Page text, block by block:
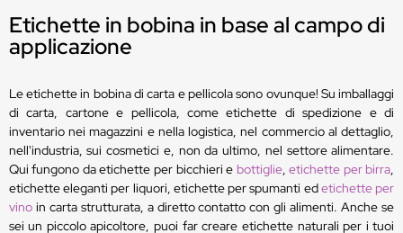
Etichette in bobina in base al campo di
applicazione
Le etichette in bobina di carta e pellicola sono ovunque! Su imballaggi
di carta, cartone e pellicola, come etichette di spedizione e di
inventario nei magazzini e nella logistica, nel commercio al dettaglio,
nell'industria, sui cosmetici e, non da ultimo, nel settore alimentare.
Qui fungono da etichette per bicchieri e bottiglie,etichette per birra,
etichette eleganti per liquori, etichette per spumanti edetichette per
vinoin carta strutturata, a diretto contatto con gli alimenti. Anche se
sei un piccolo apicoltore, puoi far creare etichette naturali per i tuoi